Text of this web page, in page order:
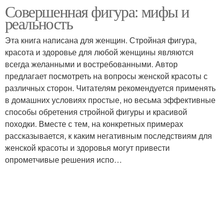
эпохах
Женская фигура
Фигура по
современным меркам
Стремление к
идеальной фигуре
Совершенная фигура: мифы и
реальность
Эта книга написана для женщин. Стройная фигура,
красота и здоровье для любой женщины являются
всегда желанными и востребованными. Автор
предлагает посмотреть на вопросы женской красоты с
различных сторон. Читателям рекомендуется применять
в домашних условиях простые, но весьма эффективные
способы обретения стройной фигуры и красивой
походки. Вместе с тем, на конкретных примерах
рассказывается, к каким негативным последствиям для
женской красоты и здоровья могут привести
опрометчивые решения испо…